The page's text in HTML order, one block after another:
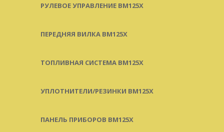
РУЛЕВОЕ УПРАВЛЕНИЕ BM125X
ПЕРЕДНЯЯ ВИЛКА BM125X
ТОПЛИВНАЯ СИСТЕМА BM125X
УПЛОТНИТЕЛИ/РЕЗИНКИ BM125X
ПАНЕЛЬ ПРИБОРОВ BM125X